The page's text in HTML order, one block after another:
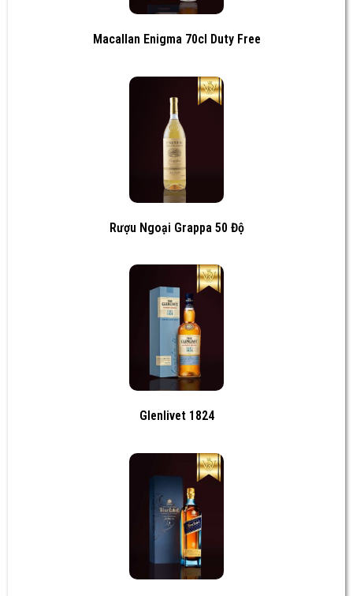
Macallan Enigma 70cl Duty Free
Rượu Ngoại Grappa 50 Độ
Glenlivet 1824